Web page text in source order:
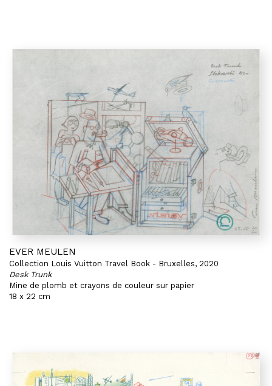
EVER MEULEN
Collection Louis Vuitton Travel Book - Bruxelles, 2020
Desk Trunk
Mine de plomb et crayons de couleur sur papier
18 x 22 cm